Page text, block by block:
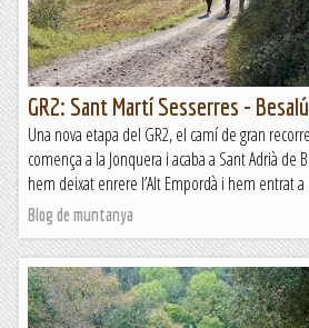
GR2: Sant Martí Sesserres - Besalú
Una nova etapa del GR2, el camí de gran
comença a la Jonquera i acaba a Sant Adrià de
hem deixat enrere l’Alt Empordà i hem entrat a
Blog de muntanya